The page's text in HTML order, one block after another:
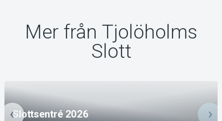
Mer från Tjolöholms
Slott
Slottsentré 2026